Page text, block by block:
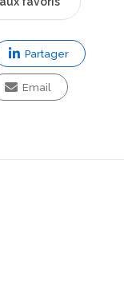
Partager
Email